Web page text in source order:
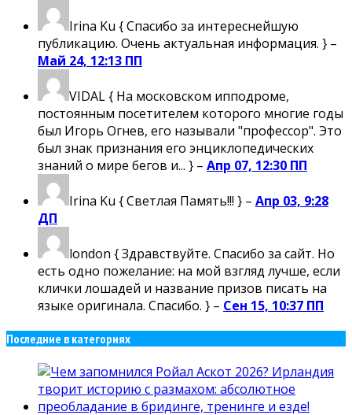
Irina Ku { Спасибо за интереснейшую
публикацию. Очень актуальная информация. } –
Май 24, 12:13 ПП
VIDAL{ На московском ипподроме,
постоянным посетителем которого многие годы
был Игорь Огнев, его называли "профессор". Это
был знак признания его энциклопедических
знаний о мире бегов и... } – Апр 07, 12:30 ПП
Irina Ku { Светлая Память!!! } – Апр 03, 9:28
ДП
london { Здравствуйте. Спасибо за сайт. Но
есть одно пожелание: на мой взгляд лучше, если
клички лошадей и название призов писать на
языке оригинала. Спасибо. } – Сен 15, 10:37 ПП
Последние в категориях